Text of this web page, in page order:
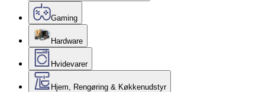
Gaming
Hardware
Hvidevarer
Hjem, Rengøring & Køkkenudstyr